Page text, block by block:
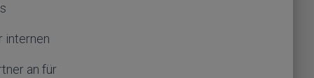
internen
an für